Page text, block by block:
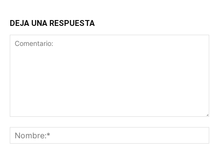
DEJA UNA RESPUESTA